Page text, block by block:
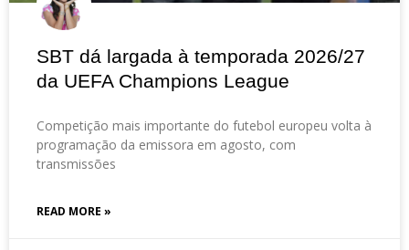
SBT dá largada à temporada 2026/27
da UEFA Champions League
Competição mais importante do futebol europeu volta à
programação da emissora em agosto, com
transmissões
READ MORE »